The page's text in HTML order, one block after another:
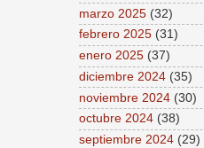
marzo 2025 (32)
febrero 2025 (31)
enero 2025 (37)
diciembre 2024 (35)
noviembre 2024 (30)
octubre 2024 (38)
septiembre 2024 (29)